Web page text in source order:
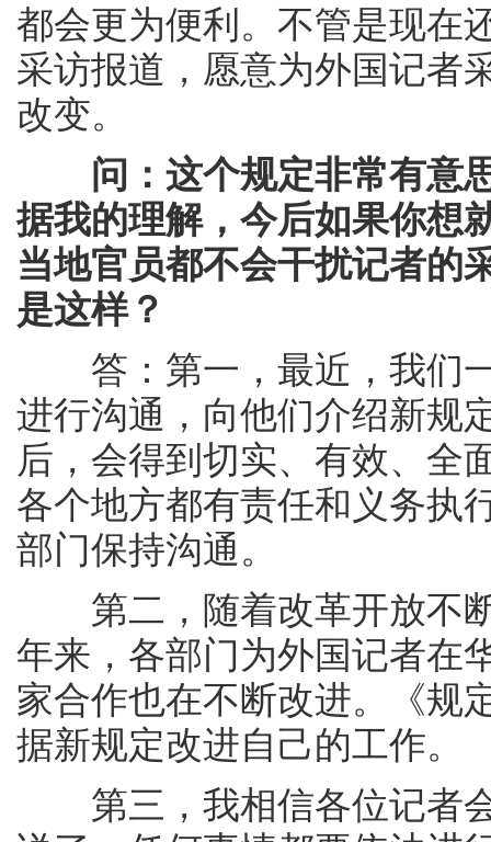
都会更为便利。不管是现在
采访报道，愿意为外国记者
改变。
问：这个规定非常有意
据我的理解，今后如果你想
当地官员都不会干扰记者的
是这样？
答：第一，最近，我们一
进行沟通，向他们介绍新规
后，会得到切实、有效、全
各个地方都有责任和义务执
部门保持沟通。
第二，随着改革开放不断
年来，各部门为外国记者在
家合作也在不断改进。《规
据新规定改进自己的工作。
第三，我相信各位记者会